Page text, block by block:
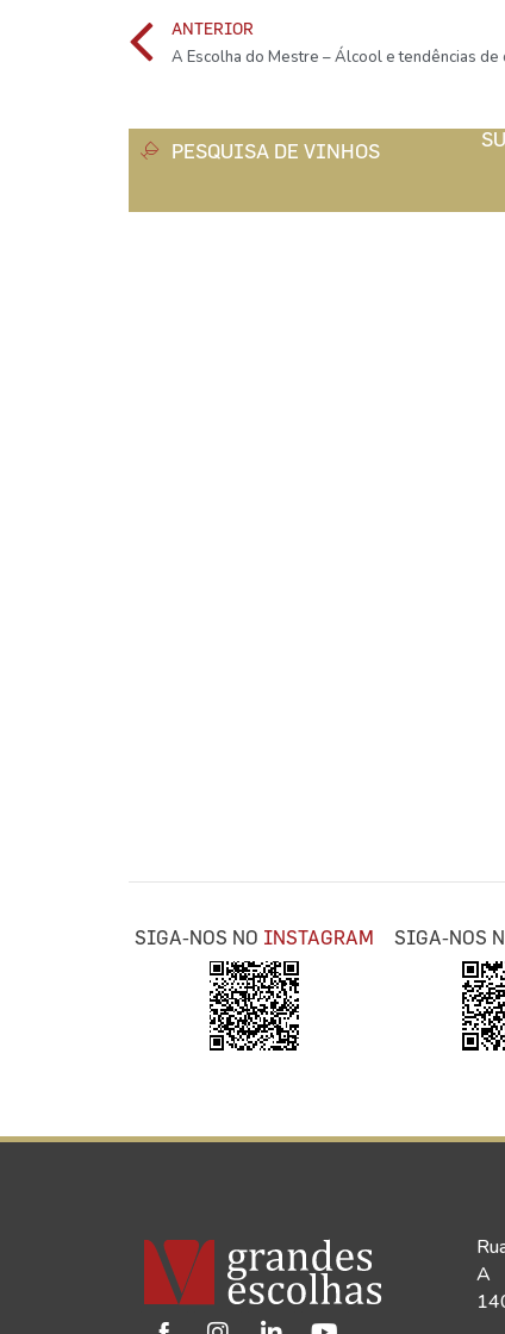
ANTERIOR
A Escolha do Mestre – Álcool e tendências de
PESQUISA DE VINHOS
SIGA-NOS NO INSTAGRAM SIGA-NOS
A